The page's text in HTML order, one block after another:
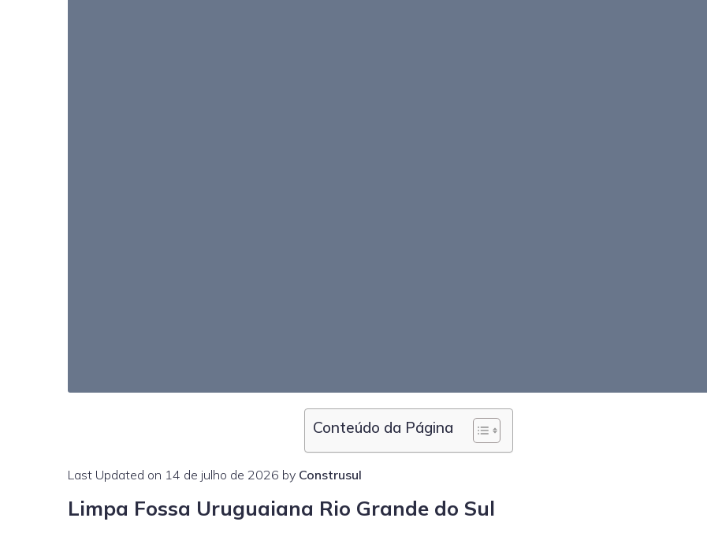
Conteúdo da Página
Last Updated on 14 de julho de 2026 by Construsul
Limpa Fossa Uruguaiana Rio Grande do Sul